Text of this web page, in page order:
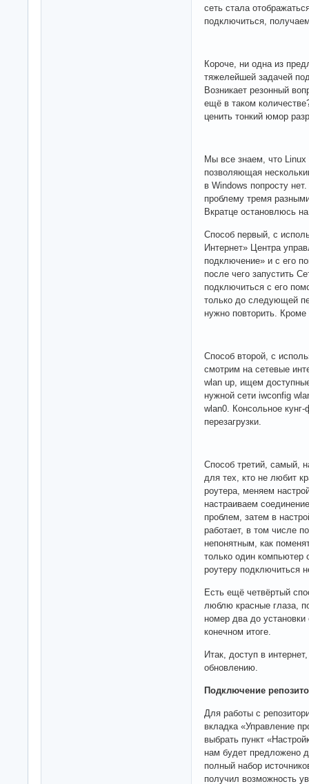
сеть стала
подключиться,
Короче, ни одна из
тяжелейшей задачей
Возникает резонный
ещё в таком
ценить тонкий юмор
Мы все знаем, что
позволяющая
в Windows попросту
проблему тремя
Вкратце остановлюсь
Способ первый, с
Интернет» Центра
подключение» и с его
после чего запустить
подключиться с его
только до следующей
нужно повторить. Кроме
Способ второй, с
смотрим на сетевые
wlan up, ищем
нужной сети iwconfig
wlan0. Консольное
перезагрузки.
Способ третий, самый,
для тех, кто не любит
роутера, меняем
настраиваем
проблем, затем в
работает, в том числе
непонятным, как
только один компьютер
роутеру подключиться
Есть ещё четвёртый
люблю красные глаза,
номер два до
конечном итоге.
Итак, доступ в
обновлению.
Подключение
Для работы с
вкладка «Управление
выбрать пункт
нам будет предложено
полный набор
получил возможность